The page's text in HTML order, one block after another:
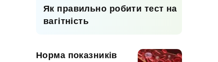
Як правильно робити тест на
вагітність
Норма показників